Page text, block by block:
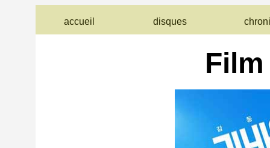
accueil disques